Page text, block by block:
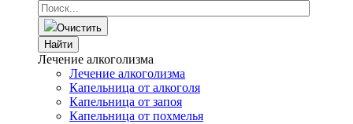
Очистить
Найти
Лечение алкоголизма
Лечение алкоголизма
Капельница от алкоголя
Капельница от запоя
Капельница от похмелья